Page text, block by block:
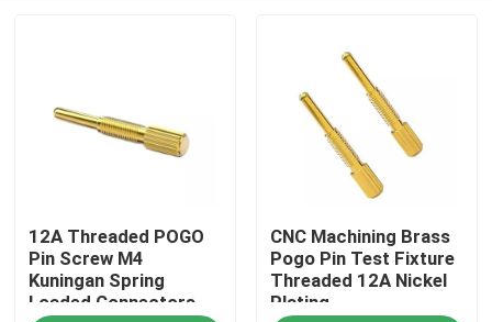
Rumah
12A Threaded POGO
Pin Screw M4
Kuningan Spring
Loaded Connectors
CNC Machining Brass
Pogo Pin Test Fixture
Threaded 12A Nickel
Plating